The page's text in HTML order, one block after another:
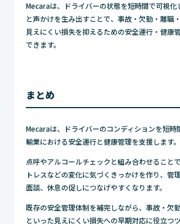
Mecaraは、ドライバーの状態を短時間で可視化
と声かけを生み出すことで、事故・欠勤・離職
見えにくい損失を抑えるための安全運行・健康
できます。
まとめ
Mecaraは、ドライバーのコンディションを短時
輸業における安全運行と健康管理を支援します。
点呼やアルコールチェックと組み合わせること
トレスなどの変化に気づくきっかけを作り、管
面談、休息の促しにつなげやすくなります。
既存の安全管理体制を補完しながら、事故・欠
といった見えにくい損失への早期対応に役立つ